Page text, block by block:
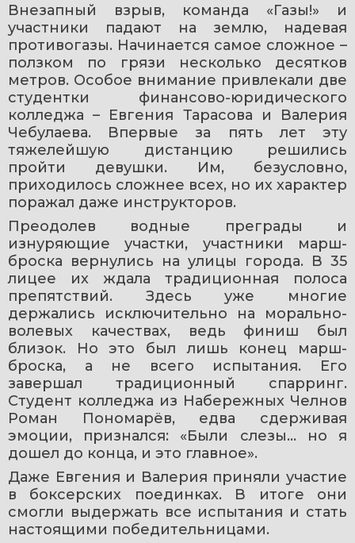
Внезапный взрыв, команда «Газы!» и
участники падают на землю, надевая
противогазы. Начинается самое сложное –
ползком по грязи несколько десятков
метров. Особое внимание привлекали две
студентки финансово-юридического
колледжа – Евгения Тарасова и Валерия
Чебулаева. Впервые за пять лет эту
тяжелейшую дистанцию решились
пройти девушки. Им, безусловно,
приходилось сложнее всех, но их характер
поражал даже инструкторов.
Преодолев водные преграды и
изнуряющие участки, участники марш-
броска вернулись на улицы города. В 35
лицее их ждала традиционная полоса
препятствий. Здесь уже многие
держались исключительно на морально-
волевых качествах, ведь финиш был
близок. Но это был лишь конец марш-
броска, а не всего испытания. Его
завершал традиционный спарринг.
Студент колледжа из Набережных Челнов
Роман Пономарёв, едва сдерживая
эмоции, признался: «Были слезы... но я
дошел до конца, и это главное».
Даже Евгения и Валерия приняли участие
в боксерских поединках. В итоге они
смогли выдержать все испытания и стать
настоящими победительницами.